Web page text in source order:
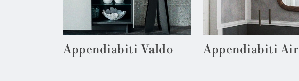
Appendiabiti Valdo Appendiabiti Air